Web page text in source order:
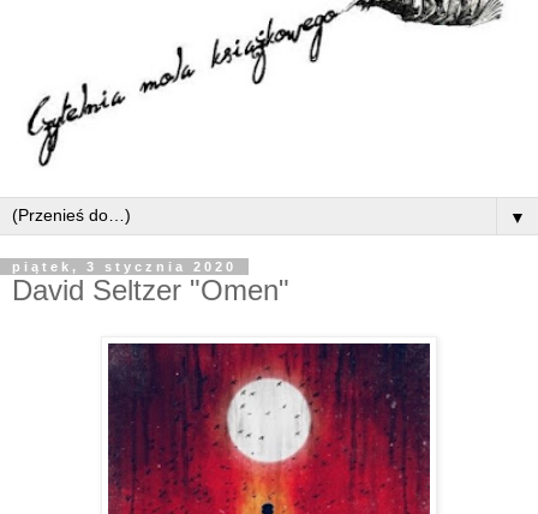
▼
piątek, 3 stycznia 2020
David Seltzer "Omen"